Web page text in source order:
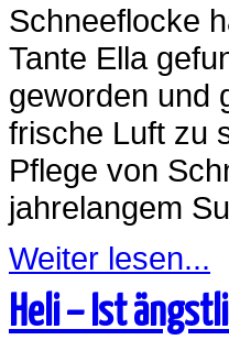
Schneeflocke
Tante Ella
geworden und
frische Luft zu
Pflege von
jahrelangem
Weiter lesen...
Heli – Ist